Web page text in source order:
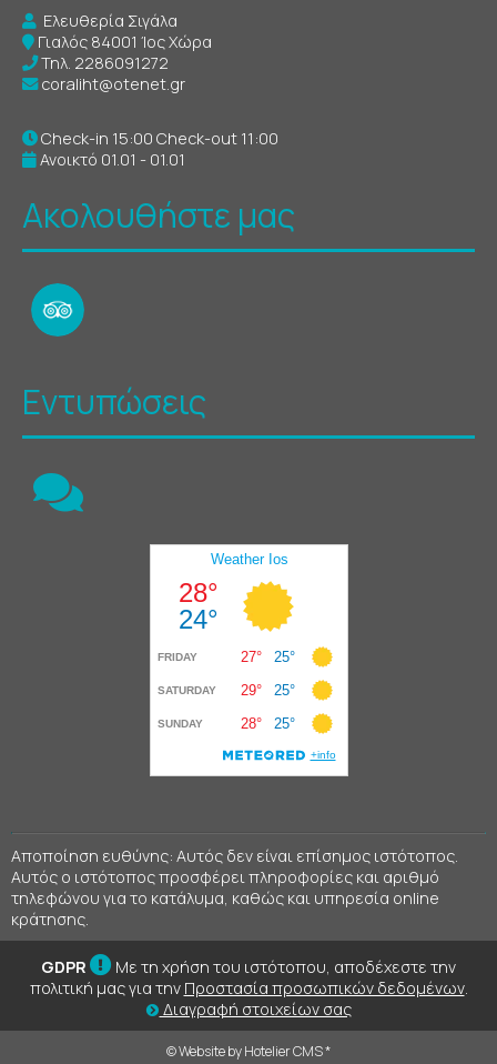
Ελευθερία Σιγάλα
Γιαλός 84001 Ίος Χώρα
Τηλ. 2286091272
coraliht@otenet.gr
Check-in 15:00 Check-out 11:00
Ανοικτό 01.01 - 01.01
Ακολουθήστε μας
Εντυπώσεις
Αποποίηση ευθύνης: Αυτός δεν είναι επίσημος ιστότοπος.
Αυτός ο ιστότοπος προσφέρει πληροφορίες και αριθμό
τηλεφώνου για το κατάλυμα, καθώς και υπηρεσία online
κράτησης.
GDPR
Με τη χρήση του ιστότοπου, αποδέχεστε την
πολιτική μας για την Προστασία προσωπικών δεδομένων.
Διαγραφή στοιχείων σας
© Website by Hotelier CMS *